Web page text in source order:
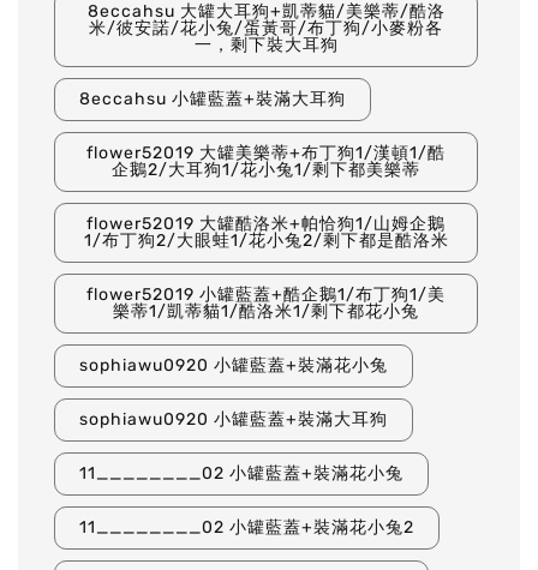
8eccahsu 大罐大耳狗+凱蒂貓/美樂蒂/酷洛
米/彼安諾/花小兔/蛋黃哥/布丁狗/小麥粉各
一，剩下裝大耳狗
8eccahsu 小罐藍蓋+裝滿大耳狗
flower52019 大罐美樂蒂+布丁狗1/漢頓1/酷
企鵝2/大耳狗1/花小兔1/剩下都美樂蒂
flower52019 大罐酷洛米+帕恰狗1/山姆企鵝
1/布丁狗2/大眼蛙1/花小兔2/剩下都是酷洛米
flower52019 小罐藍蓋+酷企鵝1/布丁狗1/美
樂蒂1/凱蒂貓1/酷洛米1/剩下都花小兔
sophiawu0920 小罐藍蓋+裝滿花小兔
sophiawu0920 小罐藍蓋+裝滿大耳狗
11________02 小罐藍蓋+裝滿花小兔
11________02 小罐藍蓋+裝滿花小兔2